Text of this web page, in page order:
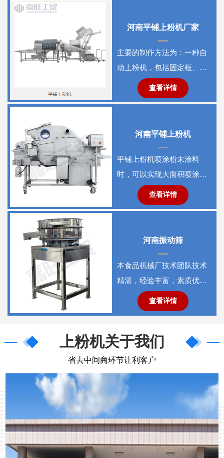
河南平铺上粉机厂家
主要的制作方法为：一种自
动上粉机，包括固定框、料
斗、加固杆、输料管、出料
口、支撑杆、减震环、驱动
查看详情
河南平铺上粉机
平铺上粉机喷涂粉末涂料
时，可以实现大面积喷涂，
从而提高了施工效率，节省
了操作时间。 相对于传统
查看详情
河南振动筛
本食品机械厂技术团队技术
精湛，经验丰富，素质优
良。员工上下和公司一样，
奉行质量为先，信誉良好，
查看详情
上粉机关于我们
省去中间商环节让利客户